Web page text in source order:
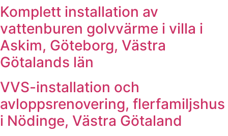
Komplett installation av
vattenburen golvvärme i villa i
Askim, Göteborg, Västra
Götalands län
VVS-installation och
avloppsrenovering, flerfamiljshus
i Nödinge, Västra Götaland